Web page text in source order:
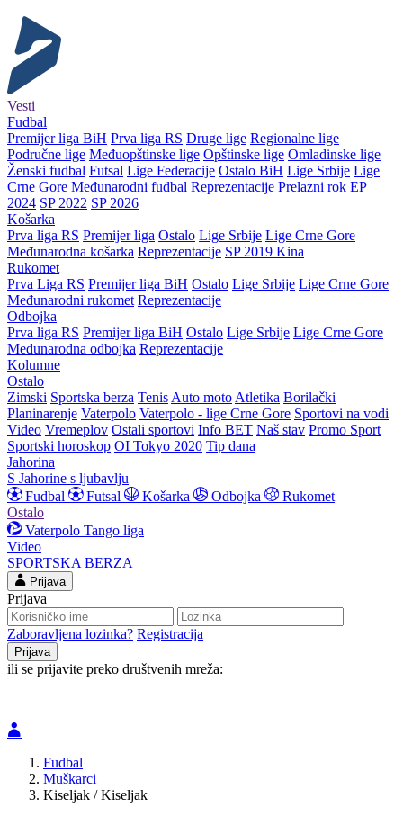
Vesti
Fudbal
Premijer liga BiH Prva liga RS Druge lige Regionalne lige
Područne lige Međuopštinske lige Opštinske lige Omladinske lige
Ženski fudbal Futsal Lige Federacije Ostalo BiH Lige Srbije Lige
Crne Gore Međunarodni fudbal Reprezentacije Prelazni rok EP
2024 SP 2022 SP 2026
Košarka
Prva liga RS Premijer liga Ostalo Lige Srbije Lige Crne Gore
Međunarodna košarka Reprezentacije SP 2019 Kina
Rukomet
Prva Liga RS Premijer liga BiH Ostalo Lige Srbije Lige Crne Gore
Međunarodni rukomet Reprezentacije
Odbojka
Prva liga RS Premijer liga BiH Ostalo Lige Srbije Lige Crne Gore
Međunarodna odbojka Reprezentacije
Kolumne
Ostalo
Zimski Sportska berza Tenis Auto moto Atletika Borilački
Planinarenje Vaterpolo Vaterpolo - lige Crne Gore Sportovi na vodi
Video Vremeplov Ostali sportovi Info BET Naš stav Promo Sport
Sportski horoskop OI Tokyo 2020 Tip dana
Jahorina
S Jahorine s ljubavlju
Fudbal
Futsal Košarka Odbojka
Rukomet
Ostalo
Vaterpolo Tango liga
Video
SPORTSKA BERZA
Prijava
Prijava
Zaboravljena lozinka? Registracija
ili se prijavite preko društvenih mreža:
Fudbal
Muškarci
Kiseljak / Kiseljak